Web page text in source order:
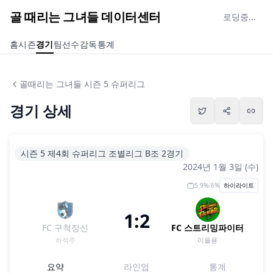
골 때리는 그녀들 데이터센터 로딩중...
홈시즌경기팀선수감독통계
골때리는 그녀들 시즌 5 슈퍼리그
경기 상세
시즌 5 제4회 슈퍼리그 조별리그 B조 2경기
2024년 1월 3일 (수)
5.9%/6% 하이라이트
FC 구척장신
하석주
1:2 FC 스트리밍파이터
이을용
요약 라인업 통계